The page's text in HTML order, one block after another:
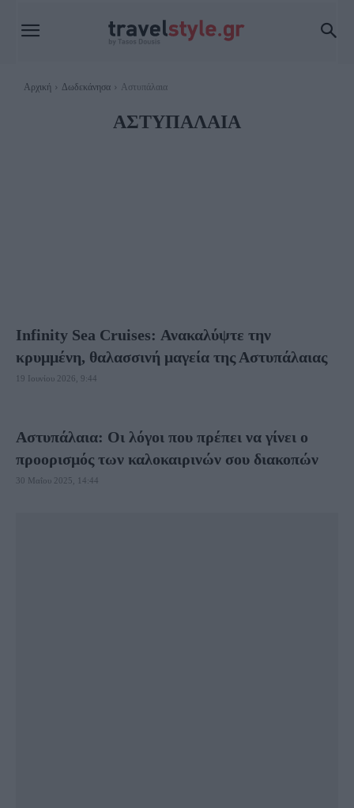
Αρχική Δωδεκάνησα Αστυπάλαια
ΑΣΤΥΠΆΛΑΙΑ
Infinity Sea Cruises: Ανακαλύψτε την
κρυμμένη, θαλασσινή μαγεία της Αστυπάλαιας
19 Ιουνίου 2026, 9:44
Αστυπάλαια: Oι λόγοι που πρέπει να γίνει ο
προορισμός των καλοκαιρινών σου διακοπών
30 Μαΐου 2025, 14:44